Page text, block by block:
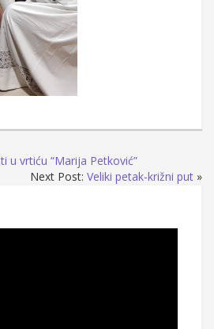
u vrtiću “Marija Petković”
Next Post: Veliki petak-križni put »